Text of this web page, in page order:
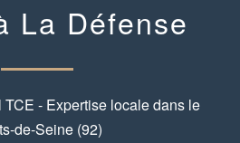
La Défense
- Expertise locale dans le
de-Seine (92)